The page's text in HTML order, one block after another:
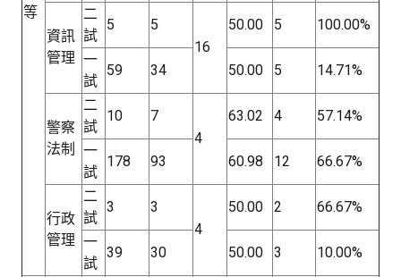
等
資訊
管理
二
試
5
5
16
50.00 5 100.00%
一
試
59 34 50.00 5 14.71%
警察
法制
二
試
10
7
4
63.02 4 57.14%
一
試
178 93 60.98 12 66.67%
行政
管理
二
試
3
3
4
50.00 2 66.67%
一
試
39 30 50.00 3 10.00%